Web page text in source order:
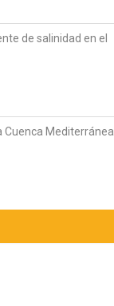
de salinidad en el
Cuenca Mediterránea